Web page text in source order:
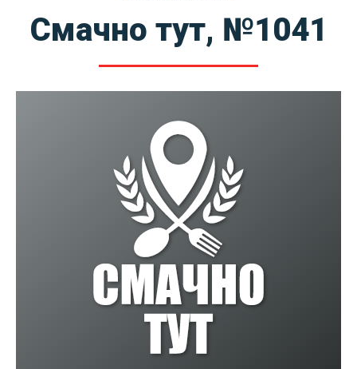
Смачно тут, №1041